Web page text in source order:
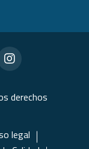
derechos
legal